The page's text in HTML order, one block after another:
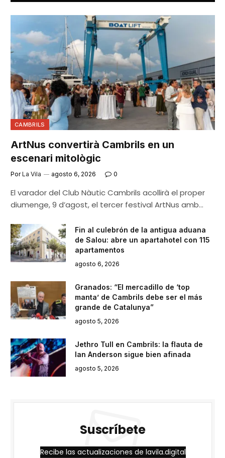
CAMBRILS
ArtNus convertirà Cambrils en un
escenari mitològic
Por La Vila agosto 6, 2026 0
El varador del Club Nàutic Cambrils acollirà el proper
diumenge, 9 d’agost, el tercer festival ArtNus amb…
Fin al culebrón de la antigua aduana
de Salou: abre un apartahotel con 115
apartamentos
agosto 6, 2026
Granados: “El mercadillo de ‘top
manta’ de Cambrils debe ser el más
grande de Catalunya”
agosto 5, 2026
Jethro Tull en Cambrils: la flauta de
Ian Anderson sigue bien afinada
agosto 5, 2026
Suscríbete
Recibe las actualizaciones de lavila.digital